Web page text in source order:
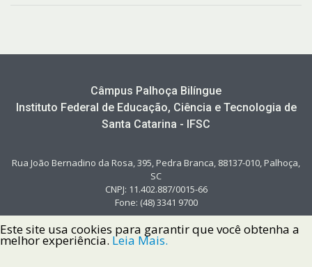
Câmpus Palhoça Bilíngue
Instituto Federal de Educação, Ciência e Tecnologia de
Santa Catarina - IFSC
Rua João Bernadino da Rosa, 395, Pedra Branca, 88137-010, Palhoça,
SC
CNPJ: 11.402.887/0015-66
Fone: (48) 3341 9700
Este site usa cookies para garantir que você obtenha a
melhor experiência. Leia Mais.